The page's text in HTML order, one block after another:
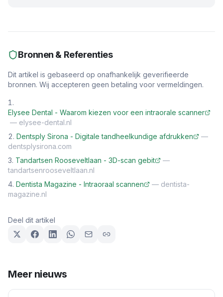
Bronnen & Referenties
Dit artikel is gebaseerd op onafhankelijk geverifieerde
bronnen. Wij accepteren geen betaling voor vermeldingen.
Elysee Dental - Waarom kiezen voor een intraorale scanner
— elysee-dental.nl
Dentsply Sirona - Digitale tandheelkundige afdrukken
—
dentsplysirona.com
Tandartsen Rooseveltlaan - 3D-scan gebit
—
tandartsenrooseveltlaan.nl
Dentista Magazine - Intraoraal scannen
— dentista-
magazine.nl
Deel dit artikel
Meer nieuws